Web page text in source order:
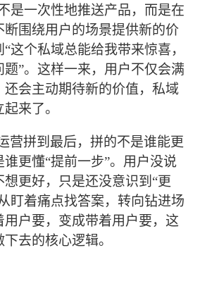
是一次性地推送产品，而是在
断围绕用户的场景提供新的价
这个私域总能给我带来惊喜，
”。这样一来，用户不仅会满
还会主动期待新的价值，私域
来了。
营拼到 最后，拼的不是谁能更
谁更懂“提前一步”。用户没说
更好，只是还没意识到“更
盯着痛点找答案，转向钻进场
用户要，变成带着用户要，这
去的核心逻辑。